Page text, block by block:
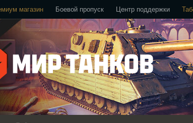
магазин Боевой пропуск Центр поддержки